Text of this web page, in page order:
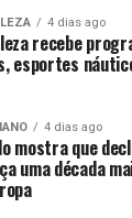
4 dias ago
recebe
esportes
4 dias ago
mostra que
uma década